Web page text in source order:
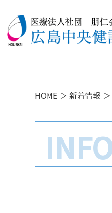
HOME 新着情報